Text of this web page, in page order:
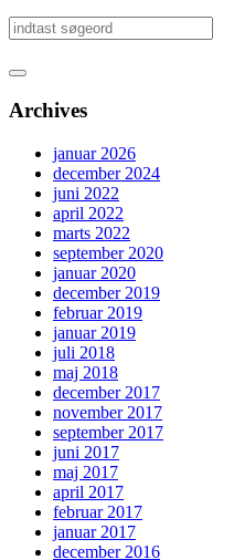
Archives
januar 2026
december 2024
juni 2022
april 2022
marts 2022
september 2020
januar 2020
december 2019
februar 2019
januar 2019
juli 2018
maj 2018
december 2017
november 2017
september 2017
juni 2017
maj 2017
april 2017
februar 2017
januar 2017
december 2016